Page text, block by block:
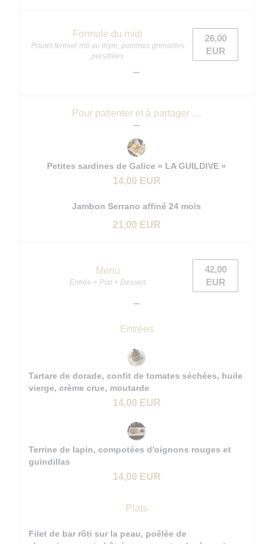
Formule du midi
Poulet fermier rôti au thym, pommes grenailles
persillées
26,00
EUR
Pour patienter et à partager …
Petites sardines de Galice « LA GUILDIVE »
14,00 EUR
Jambon Serrano affiné 24 mois
21,00 EUR
Menu
Entrée + Plat + Dessert
42,00
EUR
Entrées
Tartare de dorade, confit de tomates séchées, huile
vierge, crème crue, moutarde
14,00 EUR
Terrine de lapin, compotées d'oignons rouges et
guindillas
14,00 EUR
Plats
Filet de bar rôti sur la peau, poêlée de